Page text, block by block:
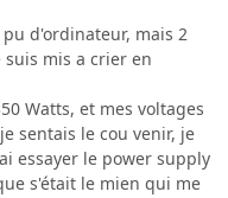
d'ordinateur, mais 2
mis a crier en
Watts, et mes voltages
sentais le cou venir, je
essayer le power supply
s'était le mien qui me